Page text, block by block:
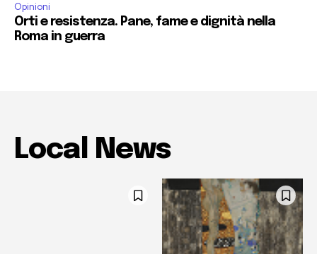
Opinioni
Orti e resistenza. Pane, fame e dignità nella
Roma in guerra
Local News